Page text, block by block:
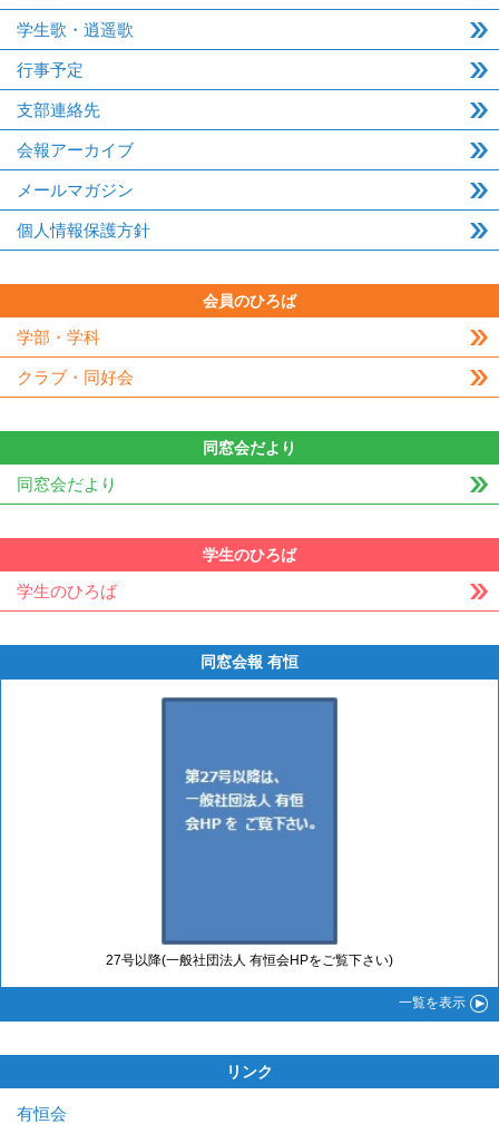
学生歌・逍遥歌
行事予定
支部連絡先
会報アーカイブ
メールマガジン
個人情報保護方針
会員のひろば
学部・学科
クラブ・同好会
同窓会だより
同窓会だより
学生のひろば
学生のひろば
同窓会報 有恒
27号以降(一般社団法人 有恒会HPをご覧下さい)
一覧を表示
リンク
有恒会